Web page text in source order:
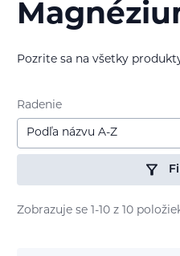
Pozrite sa na všetky
Radenie
Podľa názvu A-Z
Zobrazuje se 1-10 z 10